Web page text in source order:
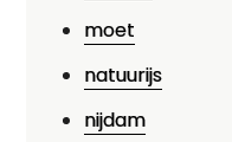
moet
natuurijs
nijdam